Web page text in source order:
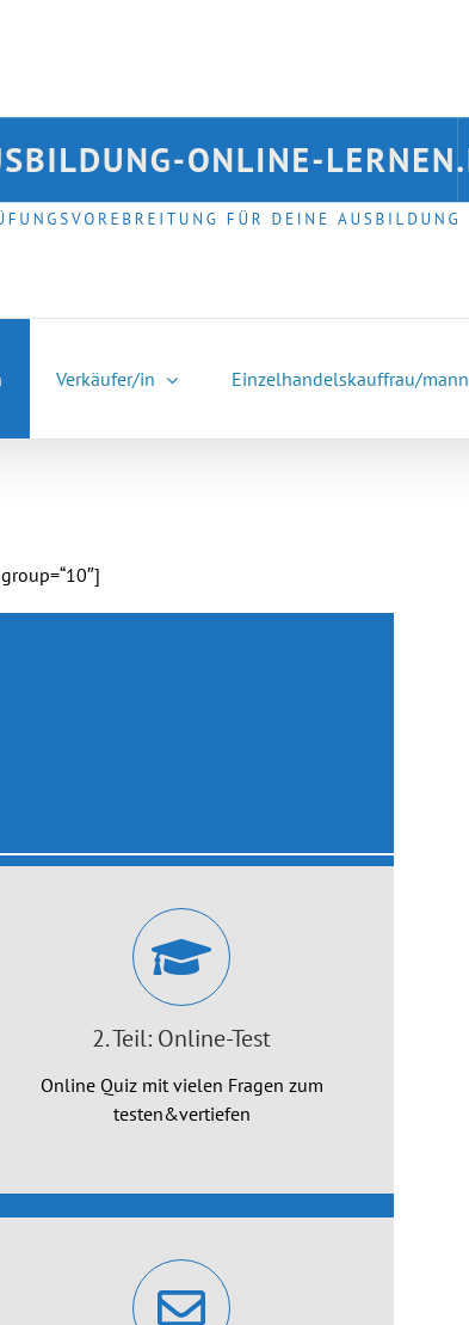
Verkäufer/in Einzelhandelskauffrau/mann
2. Teil: Online-Test
Online Quiz mit vielen Fragen zum
testen&vertiefen